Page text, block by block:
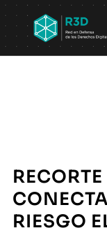
RIESGO